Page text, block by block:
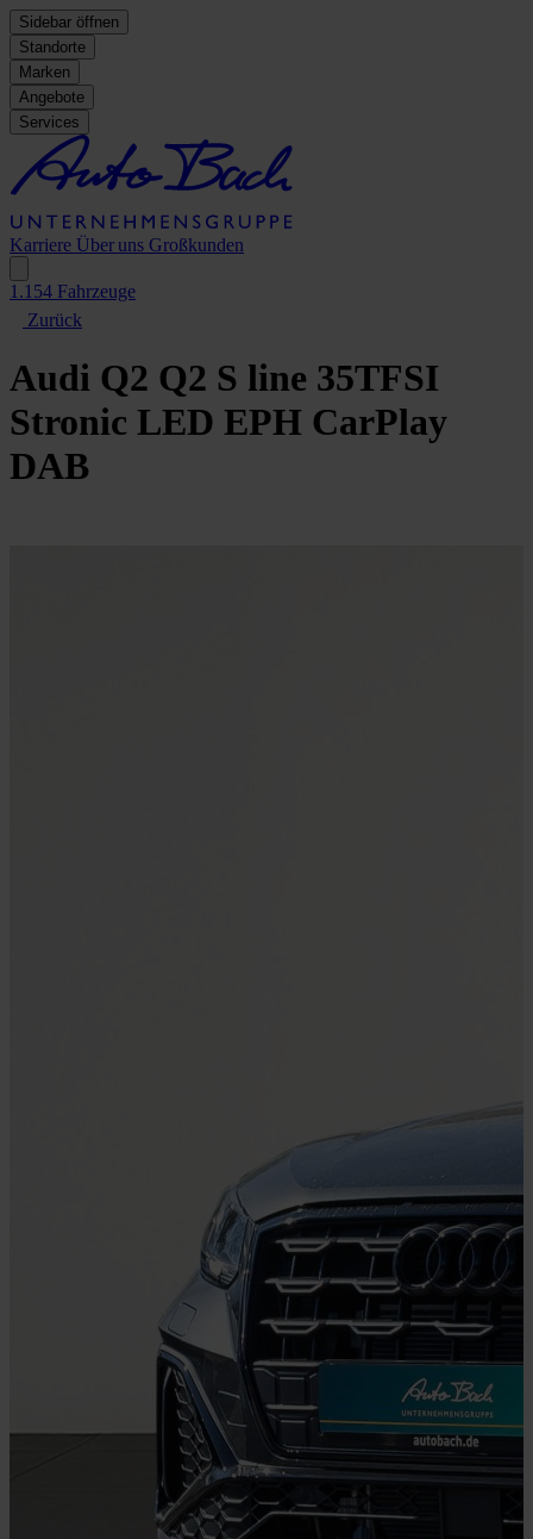
Sidebar öffnen
Standorte
Marken
Angebote
Services
Karriere Über uns Großkunden
1.154 Fahrzeuge
Zurück
Audi Q2 Q2 S line 35TFSI
Stronic LED EPH CarPlay
DAB